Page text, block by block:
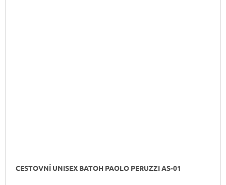
CESTOVNÍ UNISEX BATOH PAOLO PERUZZI AS-01